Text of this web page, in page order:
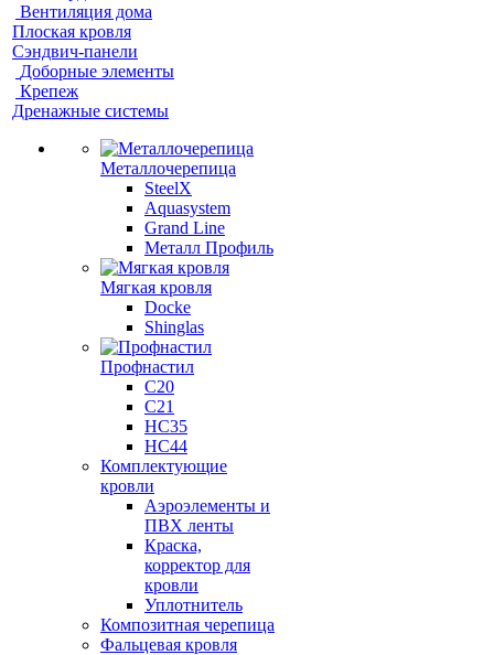
Вентиляция дома
Плоская кровля
Сэндвич-панели
Доборные элементы
Крепеж
Дренажные системы
Металлочерепица
SteelX
Aquasystem
Grand Line
Металл Профиль
Мягкая кровля
Docke
Shinglas
Профнастил
C20
C21
НС35
НС44
Комплектующие
кровли
Аэроэлементы и
ПВХ ленты
Краска,
корректор для
кровли
Уплотнитель
Композитная черепица
Фальцевая кровля